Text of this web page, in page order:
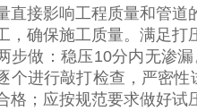
直接影响工程质量和管道
，确保施工质量。满足打
步做：稳压10分内无渗
个进行敲打检查，严密性
格；应按规范要求做好试